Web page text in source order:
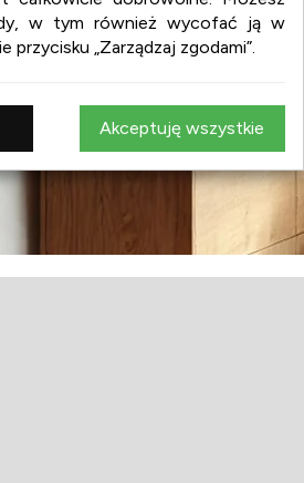
w tym również wycofać ją w
przycisku „Zarządzaj zgodami”.
Akceptuję wszystkie